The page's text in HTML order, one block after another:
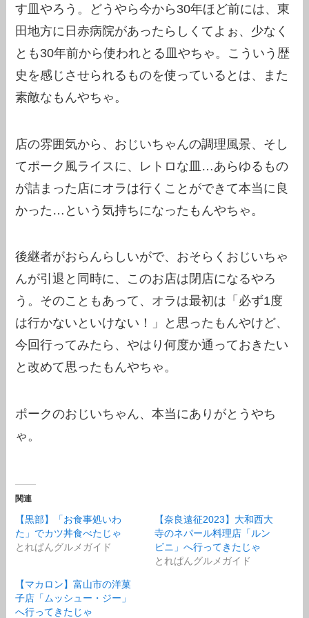
す皿やろう。どうやら今から30年ほど前には、東
田地方に日赤病院があったらしくてよぉ、少なく
とも30年前から使われとる皿やちゃ。こういう歴
史を感じさせられるものを使っているとは、また
素敵なもんやちゃ。
店の雰囲気から、おじいちゃんの調理風景、そし
てポーク風ライスに、レトロな皿…あらゆるもの
が詰まった店にオラは行くことができて本当に良
かった…という気持ちになったもんやちゃ。
後継者がおらんらしいがで、おそらくおじいちゃ
んが引退と同時に、このお店は閉店になるやろ
う。そのこともあって、オラは最初は「必ず1度
は行かないといけない！」と思ったもんやけど、
今回行ってみたら、やはり何度か通っておきたい
と改めて思ったもんやちゃ。
ポークのおじいちゃん、本当にありがとうやち
ゃ。
関連
【黒部】「お食事処いわ
た」でカツ丼食べたじゃ
とれぱんグルメガイド
【奈良遠征2023】大和西大
寺のネパール料理店「ルン
ビニ」へ行ってきたじゃ
とれぱんグルメガイド
【マカロン】富山市の洋菓
子店「ムッシュー・ジー」
へ行ってきたじゃ